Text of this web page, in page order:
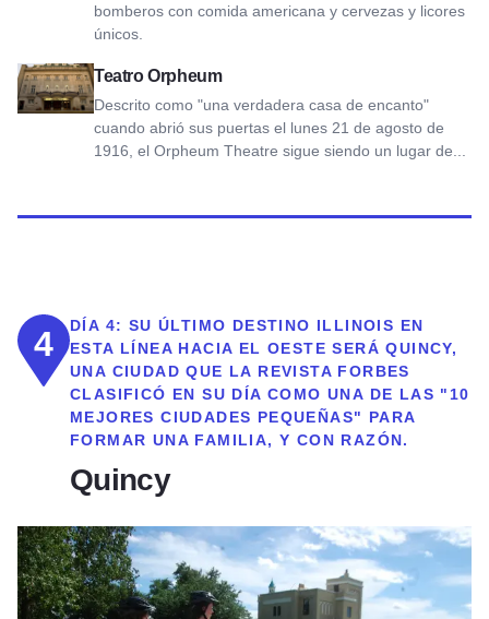
bomberos con comida americana y cervezas y licores
únicos.
Teatro Orpheum
Descrito como "una verdadera casa de encanto"
cuando abrió sus puertas el lunes 21 de agosto de
1916, el Orpheum Theatre sigue siendo un lugar de...
Ver Orpheum Theatre
4 DÍA 4: SU ÚLTIMO DESTINO ILLINOIS EN
ESTA LÍNEA HACIA EL OESTE SERÁ QUINCY,
UNA CIUDAD QUE LA REVISTA FORBES
CLASIFICÓ EN SU DÍA COMO UNA DE LAS "10
MEJORES CIUDADES PEQUEÑAS" PARA
FORMAR UNA FAMILIA, Y CON RAZÓN.
Quincy